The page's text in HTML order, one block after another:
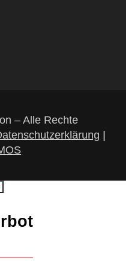
– Alle Rechte
|